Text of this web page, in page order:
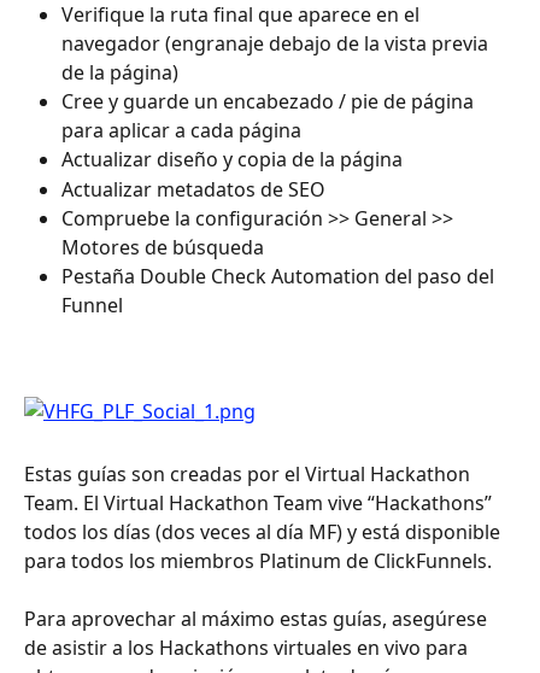
Verifique la ruta final que aparece en el
navegador (engranaje debajo de la vista previa
de la página)
Cree y guarde un encabezado / pie de página
para aplicar a cada página
Actualizar diseño y copia de la página
Actualizar metadatos de SEO
Compruebe la configuración >> General >>
Motores de búsqueda
Pestaña Double Check Automation del paso del
Funnel
Estas guías son creadas por el Virtual Hackathon
Team. El Virtual Hackathon Team vive “Hackathons”
todos los días (dos veces al día MF) y está disponible
para todos los miembros Platinum de ClickFunnels.
Para aprovechar al máximo estas guías, asegúrese
de asistir a los Hackathons virtuales en vivo para